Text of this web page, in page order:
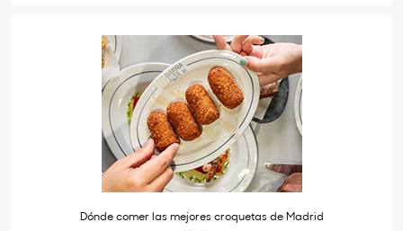
Dónde comer las mejores croquetas de Madrid